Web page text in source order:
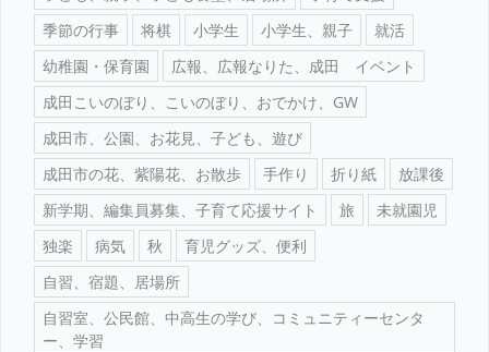
季節の行事
将棋 小学生 小学生、親子
就活
幼稚園・保育園
広報、広報なりた、成田 イベント
成田こいのぼり、こいのぼり、おでかけ、GW
成田市、公園、お花見、子ども、遊び
成田市の花、紫陽花、お散歩
手作り 折り紙
放課後
新学期、編集員募集、子育て応援サイト
旅
未就園児
独楽
病気 秋
育児グッズ、便利
自習、宿題、居場所
自習室、公民館、中高生の学び、コミュニティーセンタ
ー、学習